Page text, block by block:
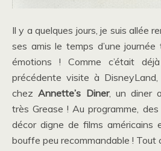
Il y a quelques jours, je suis allée
ses amis le temps d’une
émotions ! Comme c’était
précédente visite à
chezAnnette’s Diner, un diner
très Grease ! Au programme,
décor digne de films américains
bouffe peu recommandable ! Tout